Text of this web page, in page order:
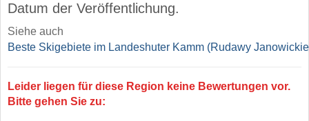
Datum der Veröffentlichung.
Siehe auch
Beste Skigebiete im Landeshuter Kamm (Rudawy
Leider liegen für diese Region keine Bewertungen vor.
Bitte gehen Sie zu: